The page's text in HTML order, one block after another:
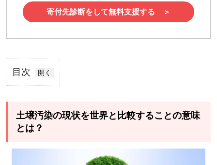
寄付先診断をして無料支援する ＞
目次
1
汚染
の現
世界
土壌汚染の現状を世界と比較することの意味
とは？